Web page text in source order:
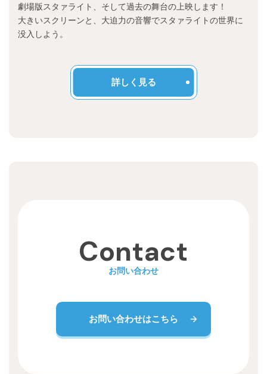
劇場版スタァライト、そして過去の舞台の上映します！
大きいスクリーンと、大迫力の音響でスタァライトの世界に
没入しよう。
詳しく見る
Contact
お問い合わせ
お問い合わせはこちら